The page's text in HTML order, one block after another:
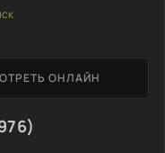
ОНЛАЙН